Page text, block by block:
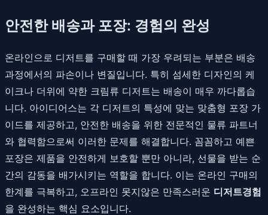
안전한 배송과 포장: 경험의 완성
온라인으로 디저트를 구매할 때 가장 우려되는 부분은 배송
과정에서의 파손이나 변질입니다. 특히 섬세한 디자인의 케
이크나 더위에 약한 크림류 디저트는 배송이 매우 까다롭습
니다. 아이디어스는 각 디저트의 특성에 맞는 맞춤형 포장 가
이드를 제공하고, 안전한 배송을 위한 전문적인 물류 파트너
와 협력함으로써 이러한 문제를 해결합니다. 꼼꼼하고 예쁜
포장은 제품을 안전하게 보호할 뿐만 아니라, 선물을 받는 순
간의 감동을 배가시키는 역할을 합니다. 이는 온라인 구매의
한계를 극복하고, 오프라인 못지않은 만족스러운 디저트경험
을 완성하는 핵심 요소입니다.